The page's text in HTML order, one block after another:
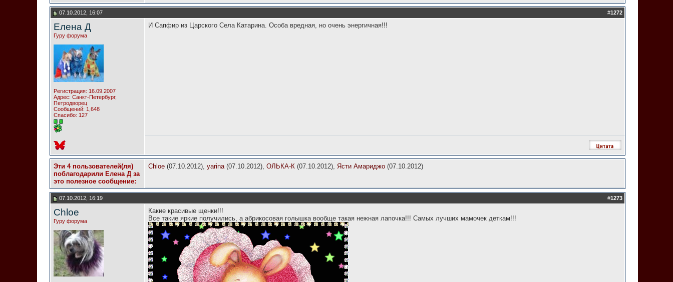
07.10.2012, 16:07 #1272
Елена Д
Гуру форума
Регистрация: 16.09.2007
Адрес: Санкт-Петербург,
Петродворец
Сообщений: 1,648
Спасибо: 127
И Сапфир из Царского Села Катарина. Особа вредная, но очень энергичная!!!
Эти 4 пользователей(ля)
поблагодарили Елена Д за
это полезное сообщение:
Chloe (07.10.2012), yarina(07.10.2012), ОЛЬКА-К (07.10.2012), Ясти Амариджо (07.10.2012)
07.10.2012, 16:19 #1273
Chloe
Гуру форума
Какие красивые щенки!!!
Все такие яркие получились, а абрикосовая голышка вообще такая нежная лапочка!!! Самых лучших мамочек деткам!!!